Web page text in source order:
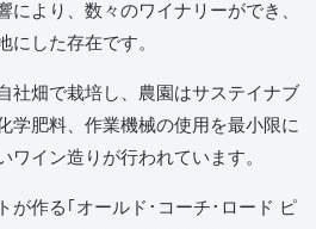
により、数々のワイナリーができ、
にした存在です。
社畑で栽培し、農園はサステイナブ
学肥料、作業機械の使用を最小限に
ワイン造りが行われています。
が作る｢オールド･コーチ･ロード ピ